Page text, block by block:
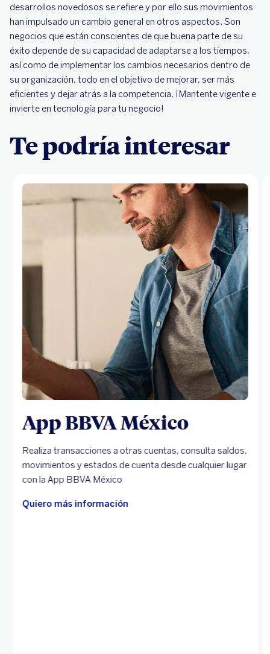
desarrollos novedosos se refiere y por ello sus movimientos
han impulsado un cambio general en otros aspectos. Son
negocios que están conscientes de que buena parte de su
éxito depende de su capacidad de adaptarse a los tiempos,
así como de implementar los cambios necesarios dentro de
su organización, todo en el objetivo de mejorar, ser más
eficientes y dejar atrás a la competencia. ¡Mantente vigente e
invierte en tecnología para tu negocio!
Te podría interesar
App BBVA México
Realiza transacciones a otras cuentas, consulta saldos,
movimientos y estados de cuenta desde cualquier lugar
con la App BBVA México
Quiero más información